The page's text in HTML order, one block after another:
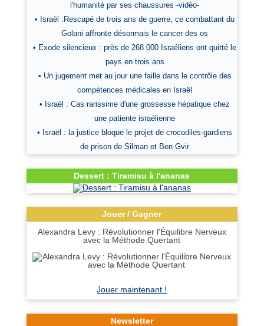
l'humanité par ses chaussures -vidéo-
• Israël :Rescapé de trois ans de guerre, ce combattant du
Golani affronte désormais le cancer des os
• Exode silencieux : près de 268 000 Israéliens ont quitté le
pays en trois ans
• Un jugement met au jour une faille dans le contrôle des
compétences médicales en Israël
• Israël : Cas rarissime d'une grossesse hépatique chez
une patiente israélienne
• Israël : la justice bloque le projet de crocodiles-gardiens
de prison de Silman et Ben Gvir
Dessert : Tiramisu à l'ananas
Jouer / Gagner
Alexandra Levy : Révolutionner l'Équilibre Nerveux
avec la Méthode Quertant
Jouer maintenant !
Newsletter